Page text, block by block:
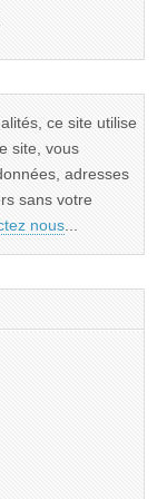
ce site utilise
site, vous
adresses
sans votre
nous...